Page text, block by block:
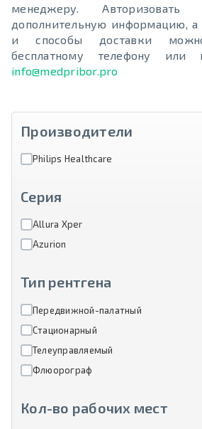
менеджеру. Авторизовать
дополнительную информацию, а
и способы доставки
бесплатному телефону или
info@medpribor.pro
Производители
Philips Healthcare
Серия
Allura Xper
Azurion
Тип рентгена
Передвижной-палатный
Стационарный
Телеуправляемый
Флюорограф
Кол-во рабочих мест